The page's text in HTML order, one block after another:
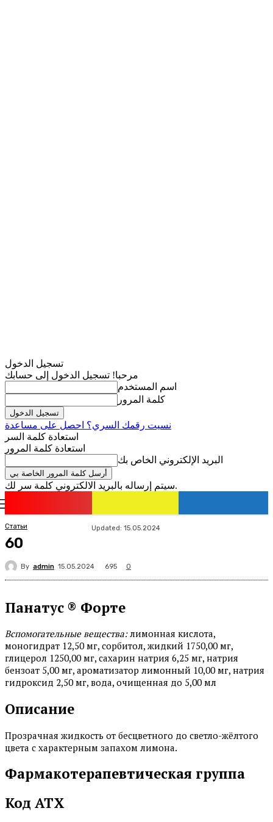
تسجيل الدخول
مرحبا! تسجيل الدخول إلى حسابك
اسم المستخدم
كلمة المرور
نسيت رقمك السري؟ احصل على مساعدة
استعادة كلمة السر
استعادة كلمة المرور
البريد الإلكتروني الخاص بك
سيتم إرساله بالبريد الالكتروني كلمة سر لك.
Статьи Updated: 15.05.2024
60
By admin 15.05.2024 695 0
Панатус ® Форте
Вспомогательные вещества:лимонная кислота,
моногидрат 12,50 мг, сорбитол, жидкий 1750,00 мг,
глицерол 1250,00 мг, сахарин натрия 6,25 мг, натрия
бензоат 5,00 мг, ароматизатор лимонный 10,00 мг, натрия
гидроксид 2,50 мг, вода, очищенная до 5,00 мл
Описание
Прозрачная жидкость от бесцветного до светло-жёлтого
цвета с характерным запахом лимона.
Фармакотерапевтическая группа
Код АТХ